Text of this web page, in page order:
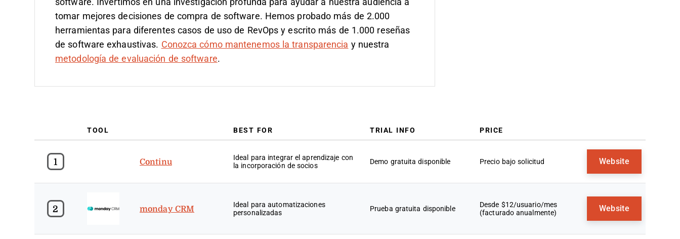
software. Invertimos en una investigación profunda para ayudar a nuestra audiencia a
tomar mejores decisiones de compra de software. Hemos probado más de 2.000
herramientas para diferentes casos de uso de RevOps y escrito más de 1.000 reseñas
de software exhaustivas. Conozca cómo mantenemos la transparencia y nuestra
metodología de evaluación de software.
TOOL BEST FOR TRIAL INFO PRICE
1 Continu
Ideal para integrar el aprendizaje con
la incorporación de socios
Demo gratuita disponible Precio bajo solicitud Website
2 monday CRM
Ideal para automatizaciones
personalizadas
Prueba gratuita disponible
Desde $12/usuario/mes
(facturado anualmente)
Website
Beneficios
Preguntas frecuentes